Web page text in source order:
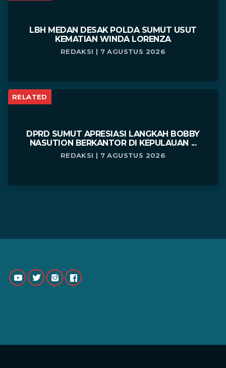
LBH MEDAN DESAK POLDA SUMUT USUT
KEMATIAN WINDA LORENZA
REDAKSI | 7 AGUSTUS 2026
RELATED
DPRD SUMUT APRESIASI LANGKAH BOBBY
NASUTION BERKANTOR DI KEPULAUAN ...
REDAKSI | 7 AGUSTUS 2026